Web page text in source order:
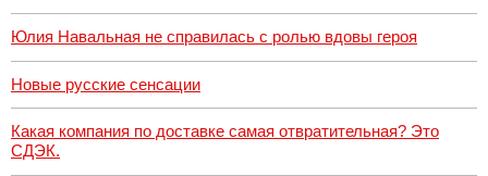
Юлия Навальная не справилась с ролью вдовы героя
Новые русские сенсации
Какая компания по доставке самая отвратительная? Это
СДЭК.